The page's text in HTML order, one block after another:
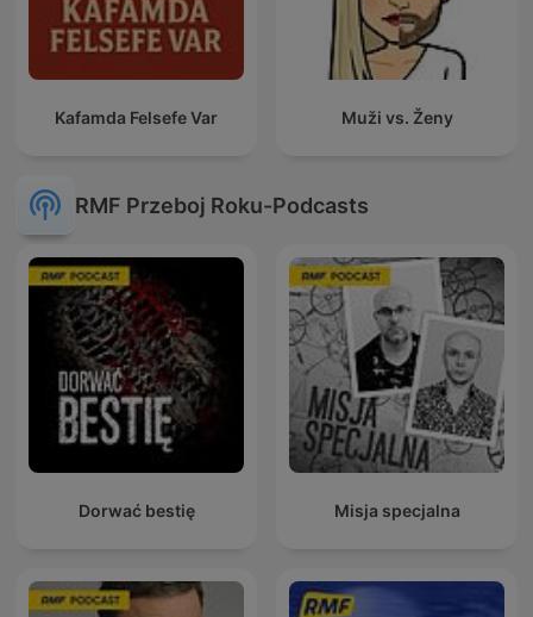
Kafamda Felsefe Var Muži vs. Ženy
RMF Przeboj Roku-Podcasts
Dorwać bestię Misja specjalna